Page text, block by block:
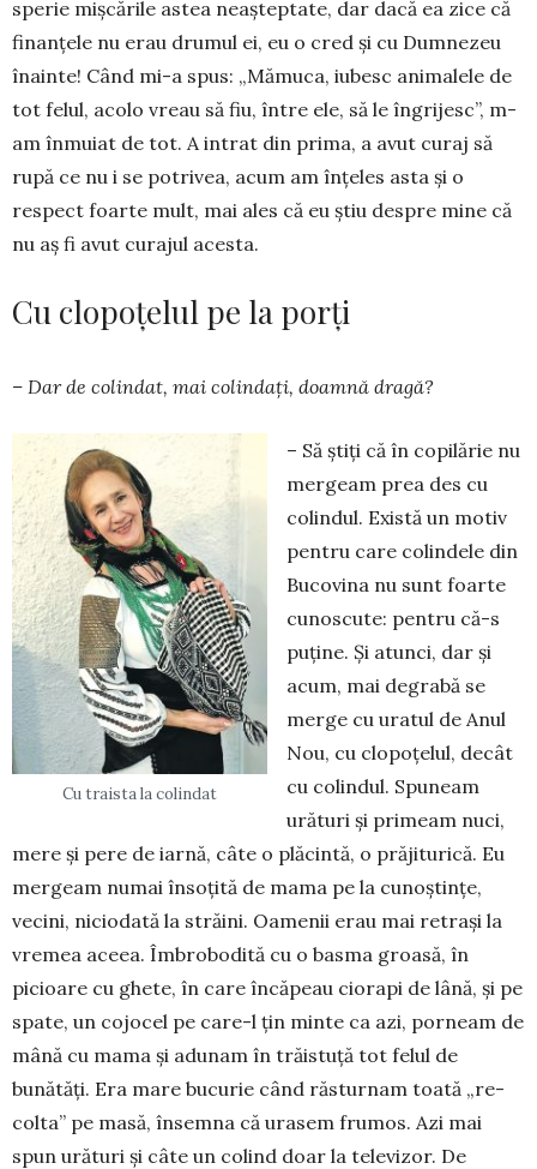
sperie mişcările astea neaşteptate, dar dacă ea zice că
finanţele nu erau drumul ei, eu o cred şi cu Dumnezeu
înainte! Când mi-a spus: „Mămuca, iubesc animalele de
tot felul, acolo vreau să fiu, între ele, să le îngrijesc”, m-
am în­mu­iat de tot. A intrat din prima, a avut curaj să
rupă ce nu i se po­trivea, acum am înţeles asta şi o
respect foarte mult, mai ales că eu ştiu despre mine că
nu aş fi avut curajul acesta.
Cu clopoţelul pe la porţi
– Dar de colindat, mai co­lin­daţi, doamnă dragă?
Cu traista la colindat
– Să ştiţi că în copilărie nu
mergeam prea des cu
colindul. Există un motiv
pentru care co­lin­dele din
Bucovina nu sunt foarte
cunoscute: pentru că-s
pu­ţine. Şi atunci, dar şi
acum, mai degrabă se
merge cu uratul de Anul
Nou, cu clo­po­ţe­lul, de­cât
cu colindul. Spuneam
urături şi primeam nuci,
mere şi pere de iarnă, câte o plăcintă, o prăjitu­ri­că. Eu
mer­geam nu­mai însoţită de ma­ma pe la cunoştinţe,
vecini, niciodată la străini. Oamenii erau mai retraşi la
vre­mea aceea. Îmbrobodită cu o basma groa­să, în
picioare cu ghete, în care încăpeau ciorapi de lână, şi pe
spate, un cojocel pe care-l ţin minte ca azi, porneam de
mână cu mama şi adu­nam în trăistuţă tot felul de
bunătăţi. Era mare bucurie când răs­tur­nam toa­tă „re­
col­ta” pe masă, însemna că urasem frumos. Azi mai
spun urături şi câte un colind doar la tele­vizor. De